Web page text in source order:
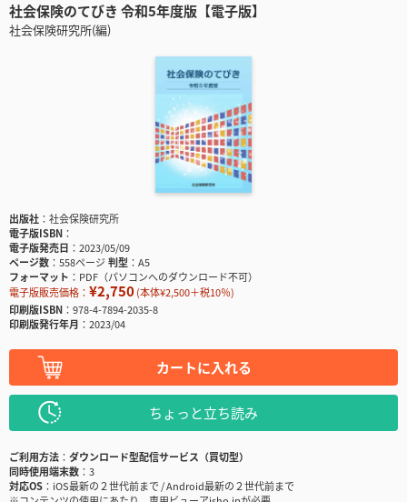
社会保険のてびき 令和5年度版【電子版】
社会保険研究所(編)
出版社
社会保険研究所
電子版ISBN
電子版発売日
2023/05/09
ページ数
558ページ判型
A5
フォーマット
PDF（パソコンへのダウンロード不可）
電子版販売価格： ¥2,750(本体¥2,500＋税10％)
印刷版ISBN
978-4-7894-2035-8
印刷版発行年月
2023/04
カートに入れる
ちょっと立ち読み
ご利用方法
ダウンロード型配信サービス（買切型）
同時使用端末数
3
対応OS
iOS最新の２世代前まで / Android最新の２世代前まで